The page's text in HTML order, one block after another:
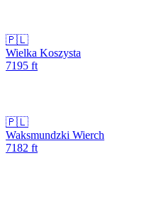
🇵🇱
Wielka Koszysta
7195 ft
🇵🇱
Waksmundzki Wierch
7182 ft